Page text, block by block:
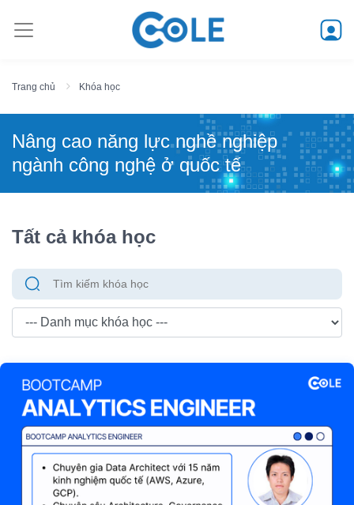
Trang chủ Khóa học
Nâng cao năng lực nghề nghiệp
ngành công nghệ ở quốc tế
Tất cả khóa học